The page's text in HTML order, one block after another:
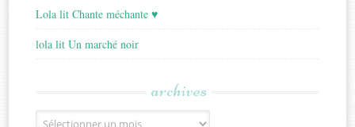
Lola lit Chante méchante ♥
lola lit Un marché noir
archives
Archives